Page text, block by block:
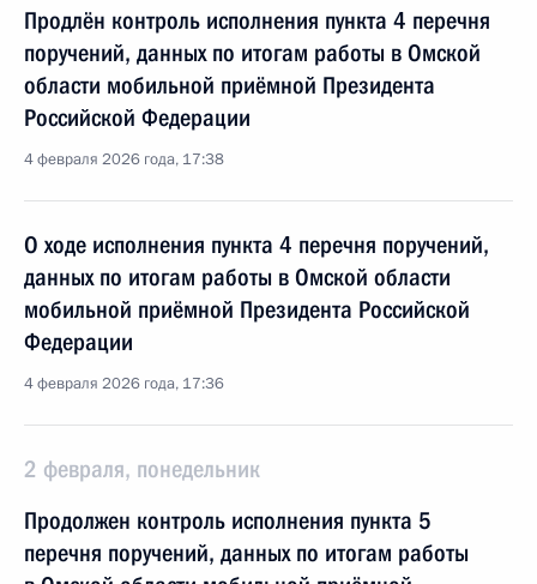
Продлён контроль исполнения пункта 4 перечня
поручений, данных по итогам работы в Омской
области мобильной приёмной Президента
Российской Федерации
4 февраля 2026 года, 17:38
О ходе исполнения пункта 4 перечня поручений,
данных по итогам работы в Омской области
мобильной приёмной Президента Российской
Федерации
4 февраля 2026 года, 17:36
2 февраля, понедельник
Продолжен контроль исполнения пункта 5
перечня поручений, данных по итогам работы